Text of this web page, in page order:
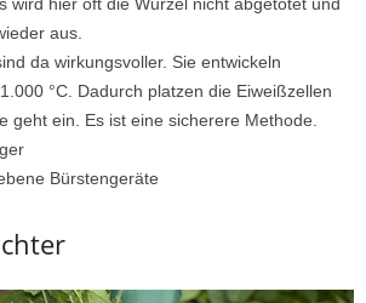
aus.
da wirkungsvoller. Sie entwickeln
°C. Dadurch platzen die Eiweißzellen
geht ein. Es ist eine sicherere Methode.
Bürstengeräte